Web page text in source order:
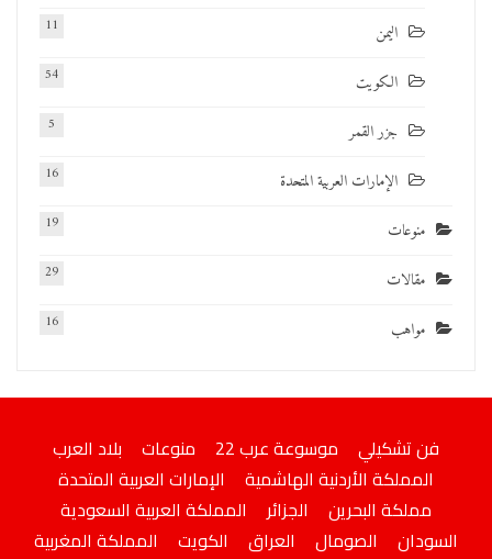
اليمن 11
الكويت 54
جزر القمر 5
الإمارات العربية المتحدة 16
منوعات 19
مقالات 29
مواهب 16
فن تشكيلي موسوعة عرب 22 منوعات
بلاد العرب
المملكة الأردنية الهاشمية
الإمارات العربية المتحدة
مملكة البحرين
الجزائر
المملكة العربية السعودية
السودان
الصومال العراق الكويت
المملكة المغربية